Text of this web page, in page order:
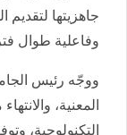
جاهزيتها لتقديم
وفاعلية طوال
ووجّه رئيس
المعنية،
التكنولوجية،